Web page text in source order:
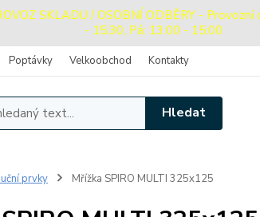
SKLADU / OSOBNÍ ODBĚRY -
- 15:30, Pá: 13:00 - 15:00
Poptávky Velkoobchod Kontakty
Hledat
prvky Mřížka SPIRO MULTI 325x125